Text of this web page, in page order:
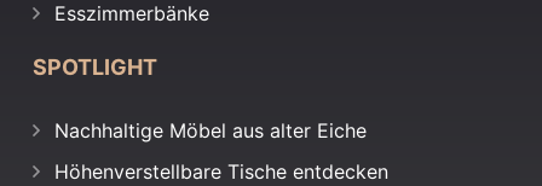
Esszimmerbänke
SPOTLIGHT
Nachhaltige Möbel aus alter Eiche
Höhenverstellbare Tische entdecken